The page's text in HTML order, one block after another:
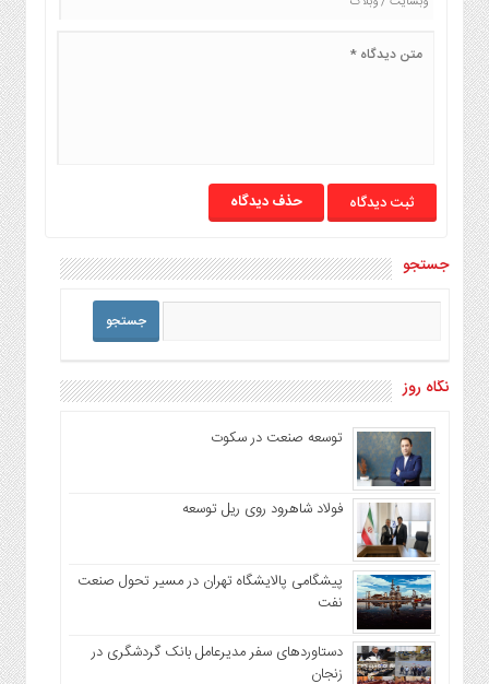
حذف دیدگاه
جستجو
نگاه روز
توسعه صنعت در سکوت
فولاد شاهرود روی ریل توسعه
پیشگامی پالایشگاه تهران در مسیر تحول صنعت
نفت
دستاوردهای سفر مدیرعامل بانک گردشگری در
زنجان